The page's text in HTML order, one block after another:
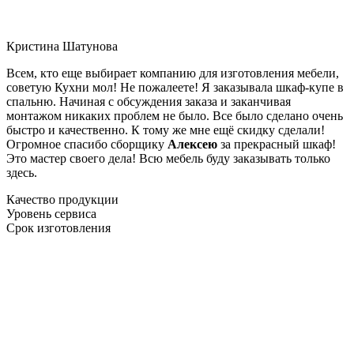
Кристина Шатунова
Всем, кто еще выбирает компанию для изготовления мебели,
советую Кухни мол! Не пожалеете! Я заказывала шкаф-купе в
спальню. Начиная с обсуждения заказа и заканчивая
монтажом никаких проблем не было. Все было сделано очень
быстро и качественно. К тому же мне ещё скидку сделали!
Огромное спасибо сборщику Алексею за прекрасный шкаф!
Это мастер своего дела! Всю мебель буду заказывать только
здесь.
Качество продукции
Уровень сервиса
Срок изготовления